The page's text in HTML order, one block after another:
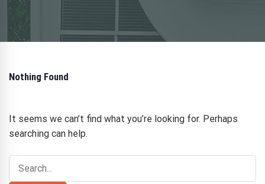
Nothing Found
It seems we can’t find what you’re looking for. Perhaps
searching can help.
Search
for: